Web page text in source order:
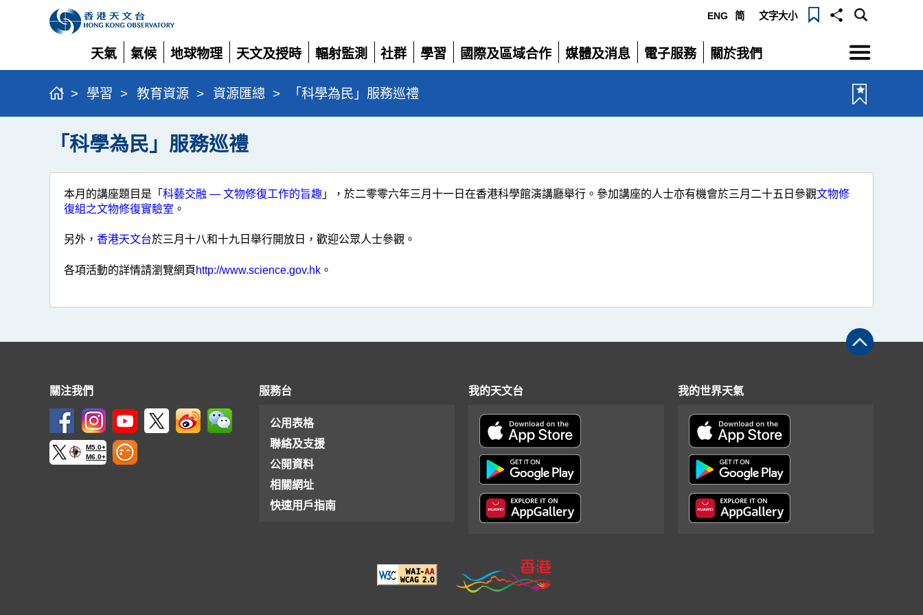
ENG 简 文字大小
天氣
展
開
氣候
展
開
地球物理
展
開
天文及授時
展
開
輻射監測
展
開
社群
展
開
學習
展
國際及區域合作
展
媒體及消息
展
電子服務
展
關於我們
展
選
單
> 學習 > 教育資源 > 資源匯總 > 「科學為民」服務巡禮
「科學為民」服務巡禮
本月的講座題目是「 科藝交融 — 文物修復工作的旨趣 」，於二零零六年三月十一日在香港科學館演講廳舉行。參加講座的人士亦有機會於三月二十五日參觀文物修
復組之文物修復實驗室 。
另外， 香港天文台於三月十八和十九日舉行開放日，歡迎公眾人士參觀。
各項活動的詳情請瀏覽網頁 http://www.science.gov.hk 。
關注我們
M5.0+
M6.0+
服務台
公用表格
聯絡及支援
公開資料
相關網址
快速用戶指南
我的天文台 我的世界天氣